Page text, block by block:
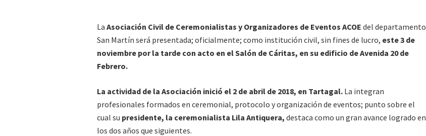
La Asociación Civil de Ceremonialistas y Organizadores de Eventos ACOE del departamento
San Martín será presentada; oficialmente; como institución civil, sin fines de lucro, este 3 de
noviembre por la tarde con acto en el Salón de Cáritas, en su edificio de Avenida 20 de
Febrero.
La actividad de la Asociación inició el 2 de abril de 2018, en Tartagal. La integran
profesionales formados en ceremonial, protocolo y organización de eventos; punto sobre el
cual su presidente, la ceremonialista Lila Antiquera, destaca como un gran avance logrado en
los dos años que siguientes.